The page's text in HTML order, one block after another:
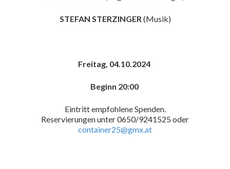
STEFAN STERZINGER(Musik)
Freitag, 04.10.2024
Beginn 20:00
Eintritt empfohlene Spenden.
Reservierungen unter 0650/9241525 oder
container25@gmx.at